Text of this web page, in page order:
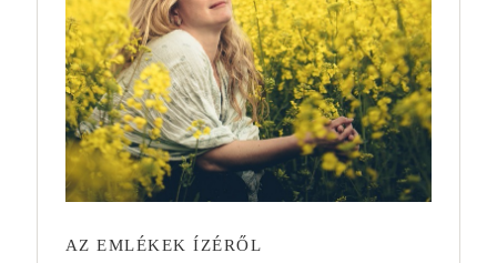
AZ EMLÉKEK ÍZÉRŐL